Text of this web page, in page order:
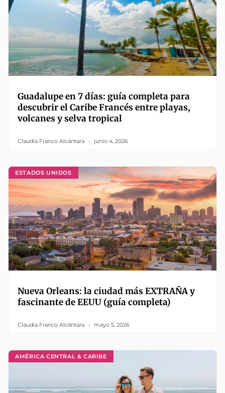
Guadalupe en 7 días: guía completa para
descubrir el Caribe Francés entre playas,
volcanes y selva tropical
Claudia Franco Alcántara junio 4, 2026
ESTADOS UNIDOS
Nueva Orleans: la ciudad más EXTRAÑA y
fascinante de EEUU (guía completa)
Claudia Franco Alcántara mayo 5, 2026
AMÉRICA CENTRAL & CARIBE